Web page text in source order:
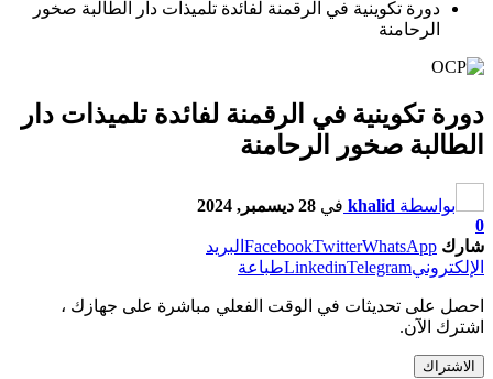
دورة تكوينية في الرقمنة لفائدة تلميذات دار الطالبة صخور
الرحامنة
دورة تكوينية في الرقمنة لفائدة تلميذات دار
الطالبة صخور الرحامنة
بواسطة khalid في 28 ديسمبر, 2024
0
شارك
FacebookTwitterWhatsApp
البريد
الإلكتروني
LinkedinTelegram طباعة
احصل على تحديثات في الوقت الفعلي مباشرة على جهازك ،
اشترك الآن.
الاشتراك